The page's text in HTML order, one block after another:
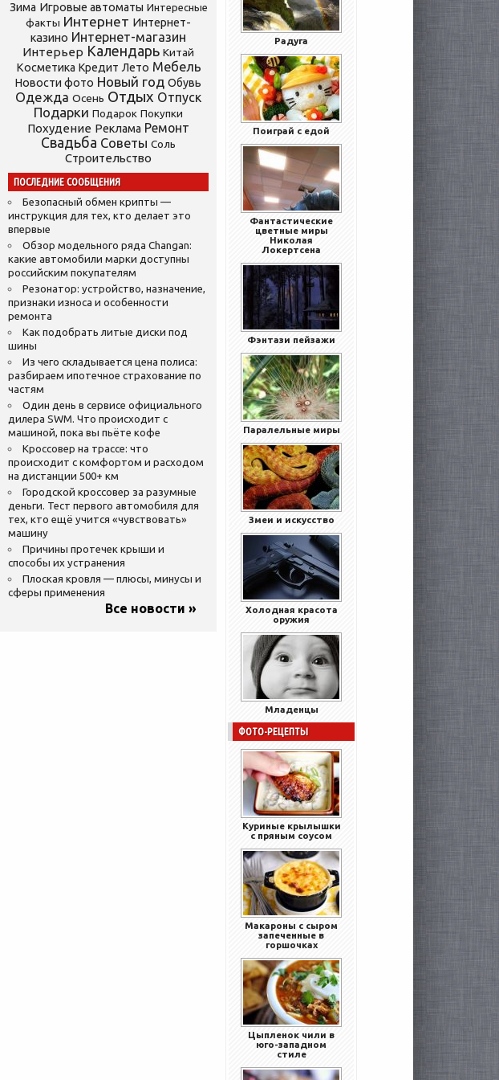
Зима Игровые автоматы Интересные
факты Интернет Интернет-
казино Интернет-магазин
Интерьер Календарь Китай
Косметика Кредит Лето Мебель
Новости фото Новый год Обувь
Одежда Осень Отдых Отпуск
Подарки Подарок Покупки
Похудение Реклама Ремонт
Свадьба Советы Соль
Строительство
ПОСЛЕДНИЕ СООБЩЕНИЯ
Безопасный обмен крипты —
инструкция для тех, кто делает это
впервые
Обзор модельного ряда Changan:
какие автомобили марки доступны
российским покупателям
Резонатор: устройство, назначение,
признаки износа и особенности
ремонта
Как подобрать литые диски под
шины
Из чего складывается цена полиса:
разбираем ипотечное страхование по
частям
Один день в сервисе официального
дилера SWM. Что происходит с
машиной, пока вы пьёте кофе
Кроссовер на трассе: что
происходит с комфортом и расходом
на дистанции 500+ км
Городской кроссовер за разумные
деньги. Тест первого автомобиля для
тех, кто ещё учится «чувствовать»
машину
Причины протечек крыши и
способы их устранения
Плоская кровля — плюсы, минусы и
сферы применения
Все новости »
Радуга
Поиграй с едой
Фантастические
цветные миры
Николая
Локертсена
Фэнтази пейзажи
Паралельные миры
Змеи и искусство
Холодная красота
оружия
Младенцы
ФОТО-РЕЦЕПТЫ
Куриные крылышки
с пряным соусом
Макароны с сыром
запеченные в
горшочках
Цыпленок чили в
юго-западном
стиле